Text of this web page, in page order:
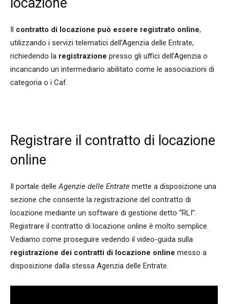
locazione
contratto di locazione può essere registrato online,
utilizzando i servizi telematici dell’Agenzia delle Entrate,
richiedendo la registrazione presso gli uffici dell’Agenzia o
incaricando un intermediario abilitato come le associazioni di
categoria o i Caf.
Registrare il contratto di locazione
online
Il portale delleAgenzie delle Entrate mette a disposizione una
sezione che consente la registrazione del contratto di
locazione mediante un software di gestione detto “RLI”.
Registrare il contratto di locazione online è molto semplice.
Vediamo come proseguire vedendo il video-guida sulla
registrazione dei contratti di locazione online messo a
disposizione dalla stessa Agenzia delle Entrate.